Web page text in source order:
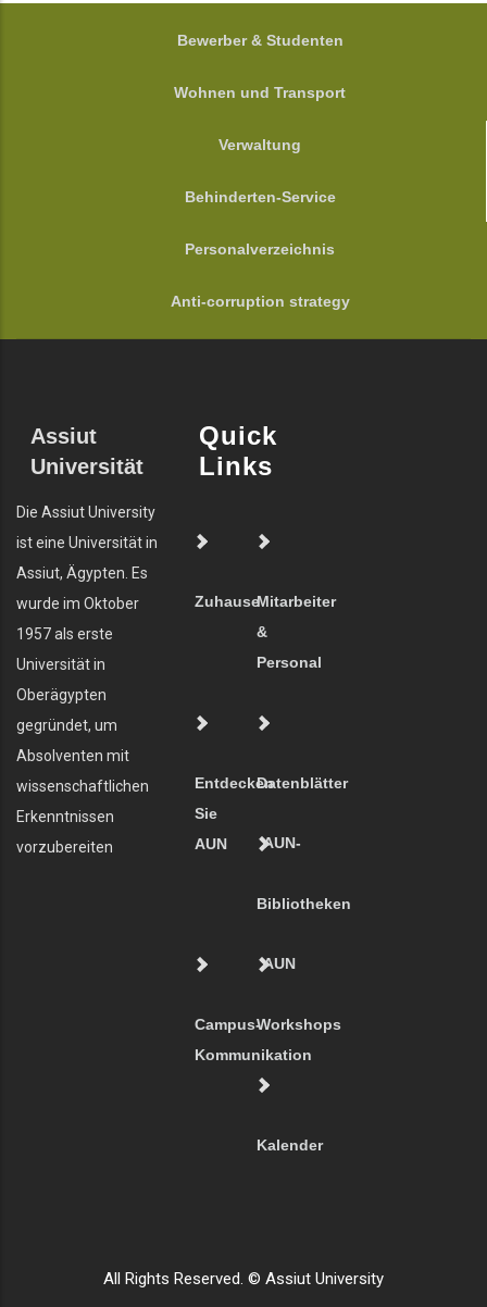
FOOTER
Bewerber & Studenten
Wohnen und Transport
Verwaltung
Behinderten-Service
Personalverzeichnis
Anti-corruption strategy
Assiut
Universität
Die Assiut University
ist eine Universität in
Assiut, Ägypten. Es
wurde im Oktober
1957 als erste
Universität in
Oberägypten
gegründet, um
Absolventen mit
wissenschaftlichen
Erkenntnissen
vorzubereiten
Quick
Links
ZuhauseMitarbeiter
&
Personal
Entdecken
Sie
AUN
Datenblätter
AUN-
Bibliotheken
Campus-
Kommunikation
AUN
Workshops
Kalender
All Rights Reserved. © Assiut University